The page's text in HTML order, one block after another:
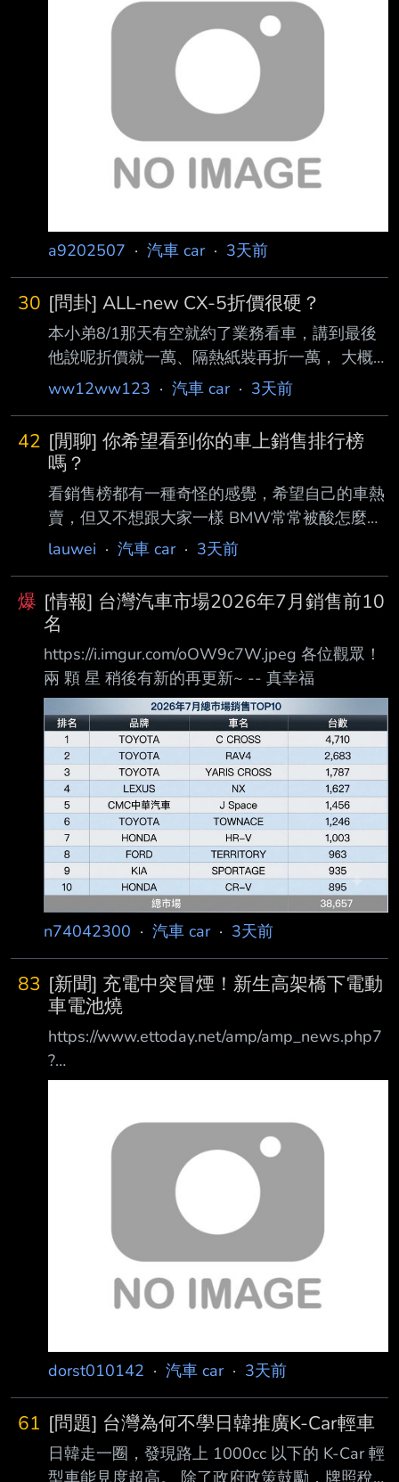
舉限縮到什麼地步了。如果直行車道右轉不能檢
舉的話, 我就不用花時間上傳 了。 所以先來這邊
問問大家。 之前被檢舉過 所以要來互相傷害 打
a9202507 · 汽車 car· 3天前
30 [問卦] ALL-new CX-5折價很硬？
本小弟8/1那天有空就約了業務看車，講到最後
他說呢折價就一萬、隔熱紙裝再折一萬， 大概
是這樣，還沒講到很細節，然後我就說希望折價
很少的。 但我也納悶，版上有些大大公布自己
的CX-60菜單都有折10萬差不多，怎麼會CX-5
折價才1 萬呢？ 還是因為尚在預購期間，價格不
會砍太多？ 這業務聽說是全台厲害的業務之一
（聽朋友說的） --
ww12ww123 · 汽車 car· 3天前
42 [閒聊] 你希望看到你的車上銷售排行榜
嗎？
看銷售榜都有一種奇怪的感覺，希望自己的車熱
賣，但又不想跟大家一樣 BMW常常被酸怎麼又
沒上榜了 但toyota霸榜又會被笑車聚 你希望你
lauwei · 汽車 car· 3天前
爆 [情報] 台灣汽車市場2026年7月銷售前10
名
https://i.imgur.com/oOW9c7W.jpeg 各位觀眾！
兩 顆 星 稍後有新的再更新~ -- 真幸福
n74042300 · 汽車 car· 3天前
83 [新聞] 充電中突冒煙！新生高架橋下電動
車電池燒
https://www.ettoday.net/amp/amp_news.php7
?
news_id=3212224&ref=mw&from=google.co
區新生高架下方停車場，今（3）日傳出一輛充
電中電動車燒損電池冒煙，充電? 已斷電，原廠
技術人員到場協助，無人員傷亡。由於電動車搶
救困難，消防人員現場持續灌 水1小時20分左
右，才將火勢撲滅。詳細起火原因仍待調查釐
清。 https://i.verb.tw/9z7w1suH.jpg 車頭朝前
可惡 不是萬惡的特
dorst010142 · 汽車 car· 3天前
61 [問題] 台灣為何不學日韓推廣K-Car輕車
日韓走一圈，發現路上 1000cc 以下的 K-Car 輕